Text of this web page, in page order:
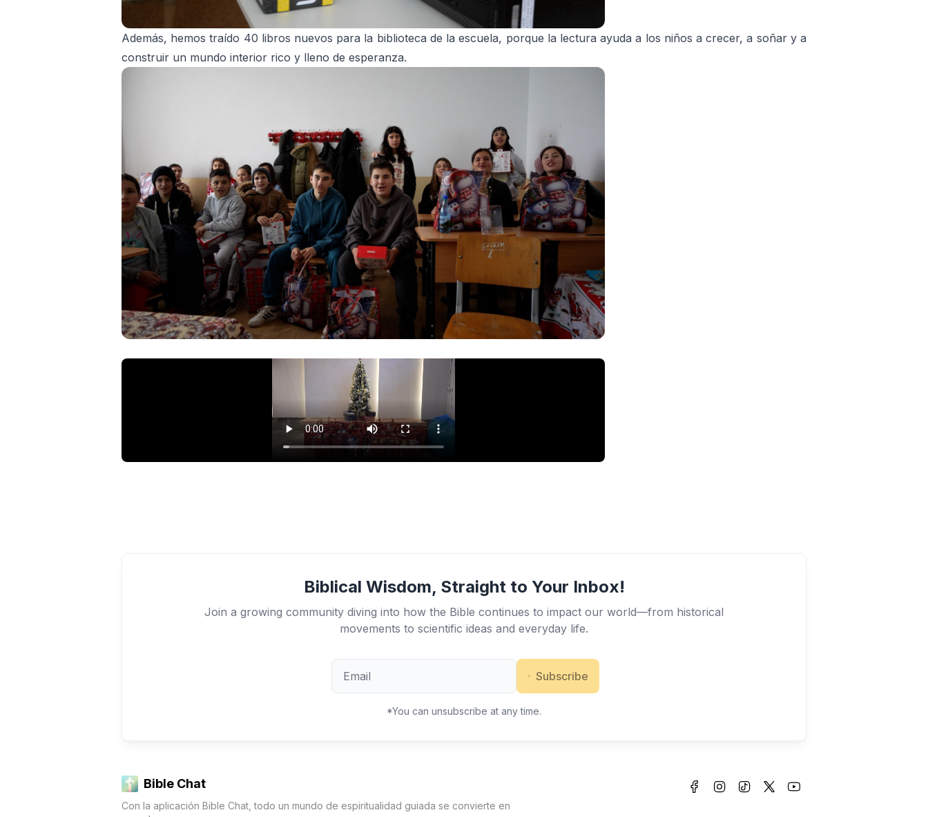
Además, hemos traído 40 libros nuevos para la biblioteca de la escuela, porque la lectura ayuda a los niños a crecer, a soñar y a
construir un mundo interior rico y lleno de esperanza.
Biblical Wisdom, Straight to Your Inbox!
Join a growing community diving into how the Bible continues to impact our world—from historical
movements to scientific ideas and everyday life.
Subscribe
*You can unsubscribe at any time.
Bible Chat
Con la aplicación Bible Chat, todo un mundo de espiritualidad guiada se convierte en